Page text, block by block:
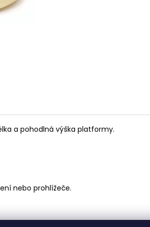
a pohodlná výška platformy.
nebo prohlížeče.
Kč